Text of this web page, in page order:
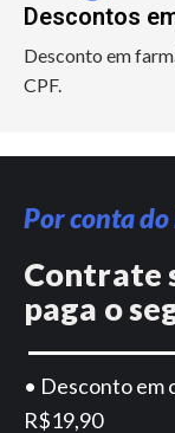
Descontos
Desconto em
CPF.
Por conta do
Contrate
paga o
• Desconto em
R$19,90